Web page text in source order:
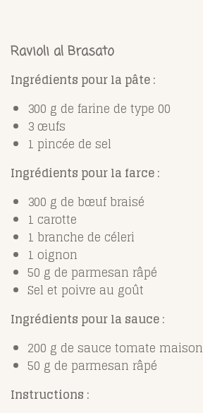
Ravioli al Brasato
Ingrédients pour la pâte :
300 g de farine de type 00
3 œufs
1 pincée de sel
Ingrédients pour la farce :
300 g de bœuf braisé
1 carotte
1 branche de céleri
1 oignon
50 g de parmesan râpé
Sel et poivre au goût
Ingrédients pour la sauce :
200 g de sauce tomate maison
50 g de parmesan râpé
Instructions :